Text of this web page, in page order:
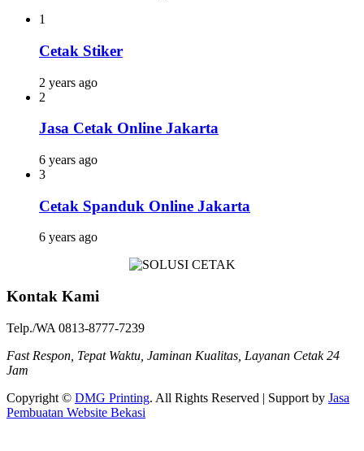
1
Cetak Stiker
2 years ago
2
Jasa Cetak Online Jakarta
6 years ago
3
Cetak Spanduk Online Jakarta
6 years ago
Kontak Kami
Telp./WA 0813-8777-7239
Fast Respon, Tepat Waktu, Jaminan Kualitas, Layanan Cetak 24
Jam
Copyright © DMG Printing. All Rights Reserved | Support by Jasa
Pembuatan Website Bekasi